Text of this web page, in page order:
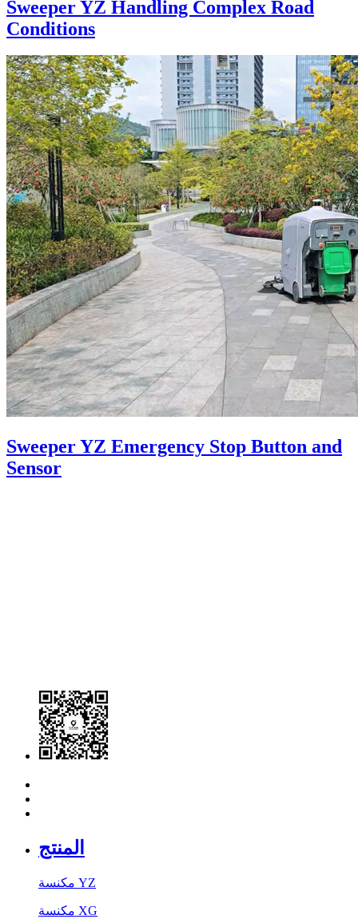
Sweeper YZ Handling Complex Road
Conditions
Sweeper YZ Emergency Stop Button and
Sensor
المنتج
مكنسة YZ
مكنسة XG